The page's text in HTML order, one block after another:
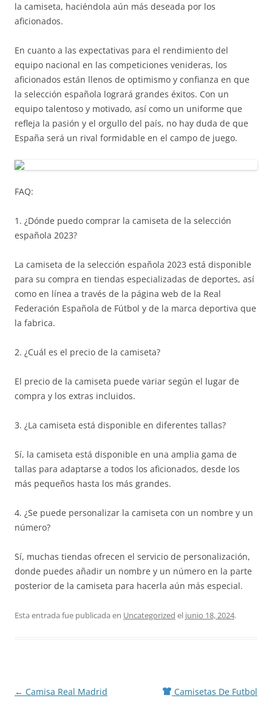
la camiseta, haciéndola aún más deseada por los
aficionados.
En cuanto a las expectativas para el rendimiento del
equipo nacional en las competiciones venideras, los
aficionados están llenos de optimismo y confianza en que
la selección española logrará grandes éxitos. Con un
equipo talentoso y motivado, así como un uniforme que
refleja la pasión y el orgullo del país, no hay duda de que
España será un rival formidable en el campo de juego.
FAQ:
1. ¿Dónde puedo comprar la camiseta de la selección
española 2023?
La camiseta de la selección española 2023 está disponible
para su compra en tiendas especializadas de deportes, así
como en línea a través de la página web de la Real
Federación Española de Fútbol y de la marca deportiva que
la fabrica.
2. ¿Cuál es el precio de la camiseta?
El precio de la camiseta puede variar según el lugar de
compra y los extras incluidos.
3. ¿La camiseta está disponible en diferentes tallas?
Sí, la camiseta está disponible en una amplia gama de
tallas para adaptarse a todos los aficionados, desde los
más pequeños hasta los más grandes.
4. ¿Se puede personalizar la camiseta con un nombre y un
número?
Sí, muchas tiendas ofrecen el servicio de personalización,
donde puedes añadir un nombre y un número en la parte
posterior de la camiseta para hacerla aún más especial.
Esta entrada fue publicada en Uncategorized el junio 18, 2024.
Navegación
← Camisa Real Madrid Camisetas De Futbol